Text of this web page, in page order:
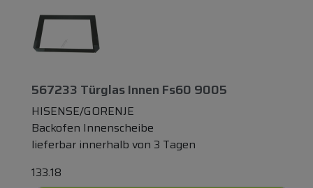
567233 Türglas Innen Fs60 9005
HISENSE/GORENJE
Backofen Innenscheibe
lieferbar innerhalb von 3 Tagen
133.18